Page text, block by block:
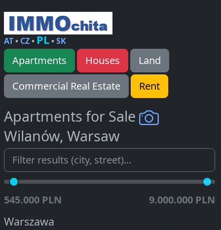
AT• CZ• PL•SK
Apartments Houses
Land
Commercial Real Estate
Rent
Apartments for Sale
Wilanów, Warsaw
545.000 PLN 9.000.000 PLN
Warszawa